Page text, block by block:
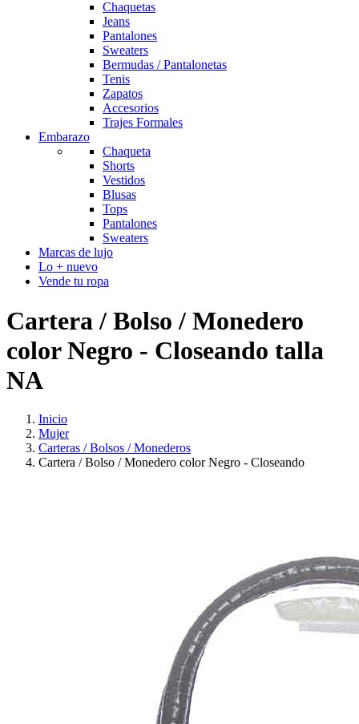
Chaquetas
Jeans
Pantalones
Sweaters
Bermudas / Pantalonetas
Tenis
Zapatos
Accesorios
Trajes Formales
Embarazo
Chaqueta
Shorts
Vestidos
Blusas
Tops
Pantalones
Sweaters
Marcas de lujo
Lo + nuevo
Vende tu ropa
Cartera / Bolso / Monedero
color Negro - Closeando talla
NA
Inicio
Mujer
Carteras / Bolsos / Monederos
Cartera / Bolso / Monedero color Negro - Closeando